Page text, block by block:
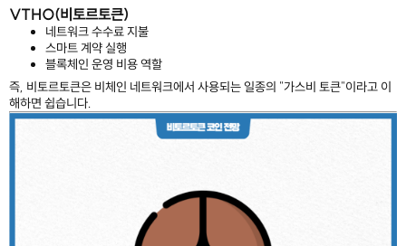
VTHO(비토르토큰)
네트워크 수수료 지불
스마트 계약 실행
블록체인 운영 비용 역할
즉, 비토르토큰은 비체인 네트워크에서 사용되는 일종의 "가스비 토큰"이라고 이
해하면 쉽습니다.